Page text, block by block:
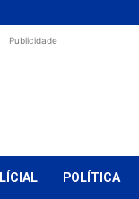
Publicidade
POLÍTICA